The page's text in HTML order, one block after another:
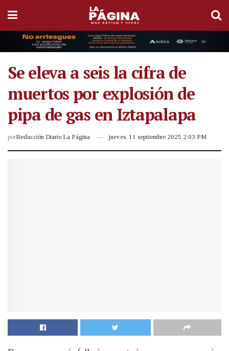
Se eleva a seis la cifra de
muertos por explosión de
pipa de gas en Iztapalapa
porRedacción Diario La Página jueves, 11 septiembre 2025 2:03 PM